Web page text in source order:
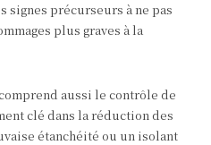
signes précurseurs à ne pas
plus graves à la
aussi le contrôle de
clé dans la réduction des
étanchéité ou un isolant